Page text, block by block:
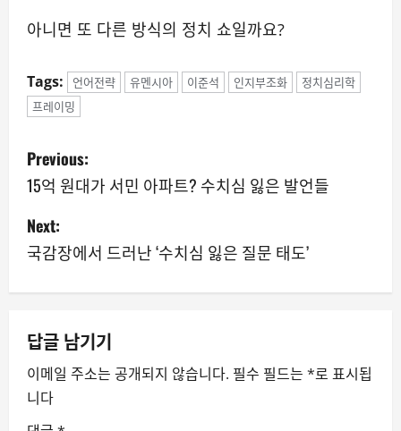
아니면 또 다른 방식의 정치 쇼일까요?
Tags: 언어전략 유멘시아 이준석 인지부조화
정치심리학
프레이밍
P
o
s
t
n
a
v
i
Previous:
15억 원대가 서민 아파트? 수치심 잃은 발언들
Next:
국감장에서 드러난 ‘수치심 잃은 질문 태도’
답글 남기기
이메일 주소는 공개되지 않습니다. 필수 필드는 *로 표시됩
니다